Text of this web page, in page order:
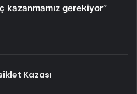
kazanmamız gerekiyor”
Kazası